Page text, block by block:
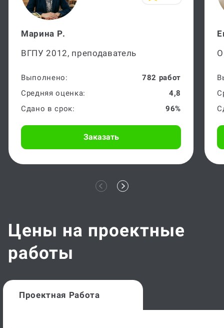
Марина Р.
ВГПУ 2012, преподаватель
Выполнено:
782 работ
Средняя оценка:
4,8
Сдано в срок:
96%
Заказать
Цены на проектные
работы
Проектная Работа